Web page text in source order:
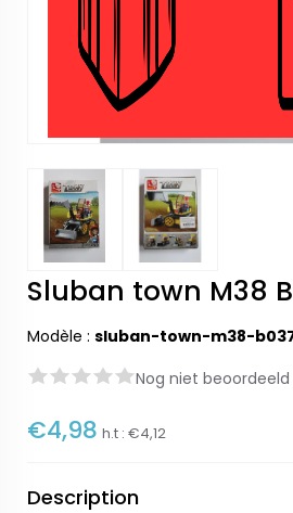
Sluban town M38
Modèle : sluban-town-m38-
Nog niet beoordeeld
€4,98 h.t : €4,12
Description